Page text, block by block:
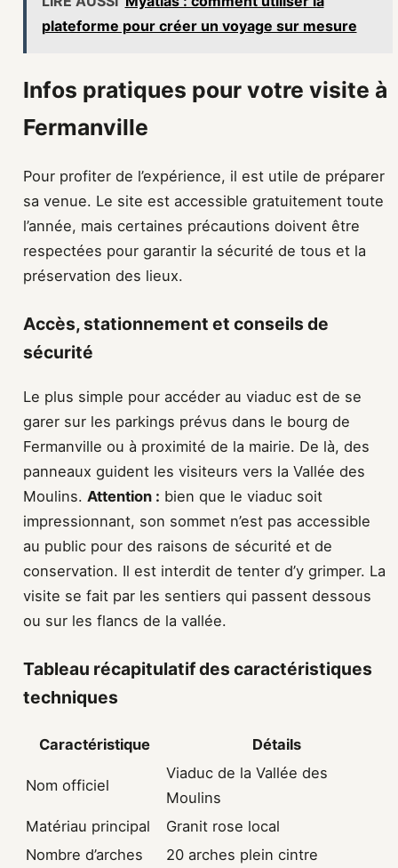
plateforme pour créer un voyage sur mesure
Infos pratiques pour votre visite à
Fermanville
Pour profiter de l’expérience, il est utile de préparer
sa venue. Le site est accessible gratuitement toute
l’année, mais certaines précautions doivent être
respectées pour garantir la sécurité de tous et la
préservation des lieux.
Accès, stationnement et conseils de
sécurité
Le plus simple pour accéder au viaduc est de se
garer sur les parkings prévus dans le bourg de
Fermanville ou à proximité de la mairie. De là, des
panneaux guident les visiteurs vers la Vallée des
Moulins. Attention : bien que le viaduc soit
impressionnant, son sommet n’est pas accessible
au public pour des raisons de sécurité et de
conservation. Il est interdit de tenter d’y grimper. La
visite se fait par les sentiers qui passent dessous
ou sur les flancs de la vallée.
Tableau récapitulatif des caractéristiques
techniques
Caractéristique Détails
Nom officiel
Viaduc de la Vallée des
Moulins
Matériau principal
Granit rose local
Nombre d’arches
20 arches plein cintre